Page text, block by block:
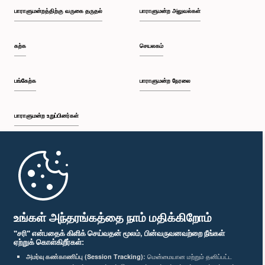
உங்கள் அந்தரங்கத்தை நாம் மதிக்கிறோம்
"சரி" என்பதைக் கிளிக் செய்வதன் மூலம், பின்வருவனவற்றை நீங்கள்
ஏற்றுக் கொள்கிறீர்கள்:
அமர்வு கண்காணிப்பு (Session Tracking): மென்மையான மற்றும் தனிப்பட்ட
பாராளுமன்றத்திற்கு வருகை தருதல்
கற்க
பங்கேற்க
பாராளுமன்ற உறுப்பினர்கள்
முதற்பக்கம்
பாராளுமன்ற அலுவல்கள்
செயலகம்
பாராளுமன்ற நேரலை
பாராளுமன்ற கையடக்க செயலி